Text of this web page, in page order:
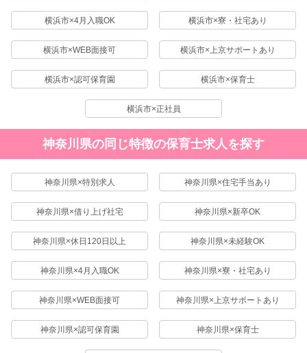
横浜市×4月入職OK 横浜市×寮・社宅あり
横浜市×WEB面接可 横浜市×上京サポートあり
横浜市×認可保育園 横浜市×保育士
横浜市×正社員
神奈川県の同じ特徴の保育士求人を探す
神奈川県×特別求人 神奈川県×住宅手当あり
神奈川県×借り上げ社宅 神奈川県×新卒OK
神奈川県×休日120日以上 神奈川県×未経験OK
神奈川県×4月入職OK 神奈川県×寮・社宅あり
神奈川県×WEB面接可 神奈川県×上京サポートあり
神奈川県×認可保育園 神奈川県×保育士